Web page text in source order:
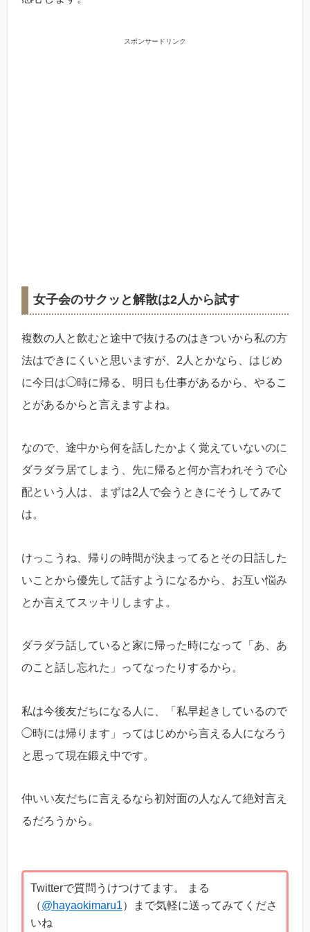
スポンサードリンク
女子会のサクッと解散は2人から試す
複数の人と飲むと途中で抜けるのはきついから私の方
法はできにくいと思いますが、2人とかなら、はじめ
に今日は◯時に帰る、明日も仕事があるから、やるこ
とがあるからと言えますよね。
なので、途中から何を話したかよく覚えていないのに
ダラダラ居てしまう、先に帰ると何か言われそうで心
配という人は、まずは2人で会うときにそうしてみて
は。
けっこうね、帰りの時間が決まってるとその日話した
いことから優先して話すようになるから、お互い悩み
とか言えてスッキリしますよ。
ダラダラ話していると家に帰った時になって「あ、あ
のこと話し忘れた」ってなったりするから。
私は今後友だちになる人に、「私早起きしているので
◯時には帰ります」ってはじめから言える人になろう
と思って現在鍛え中です。
仲いい友だちに言えるなら初対面の人なんて絶対言え
るだろうから。
Twitterで質問うけつけてます。 まる
（@hayaokimaru1）まで気軽に送ってみてくださ
いね